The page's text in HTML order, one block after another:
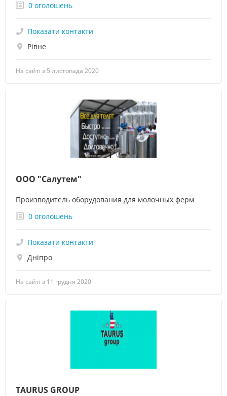
0 оголошень
На сайті з 5 листопада 2020
Показати контакти
Рівне
ООО "Салутем"
Производитель оборудования для молочных ферм
0 оголошень
На сайті з 11 грудня 2020
Показати контакти
Дніпро
TAURUS GROUP